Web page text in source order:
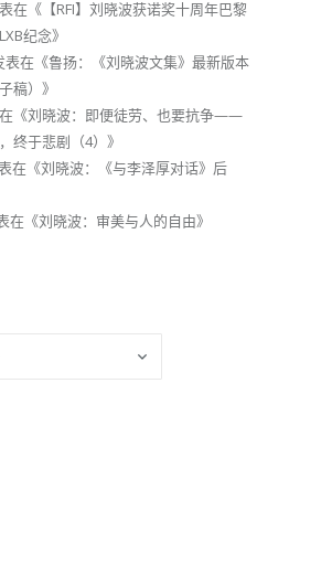
在《 【RFI】刘晓波获诺奖十周年巴黎
纪念》
表在《鲁扬：《刘晓波文集》最新版本
稿） 》
《刘晓波：即便徒劳、也要抗争——
终于悲剧（4） 》
在《刘晓波：《与李泽厚对话》后
在《刘晓波：审美与人的自由》